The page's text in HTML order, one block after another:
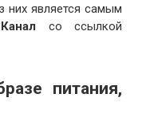
них является самым
со ссылкой
питания,